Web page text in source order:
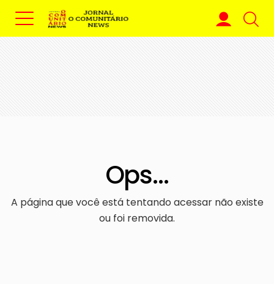
Ops...
A página que você está tentando acessar não existe
ou foi removida.